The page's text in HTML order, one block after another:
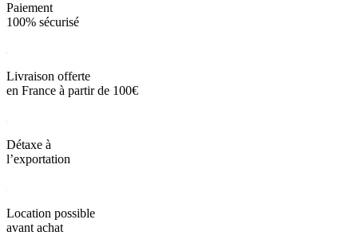
Paiement
100% sécurisé
Livraison offerte
en France à partir de 100€
Détaxe à
l’exportation
Location possible
avant achat